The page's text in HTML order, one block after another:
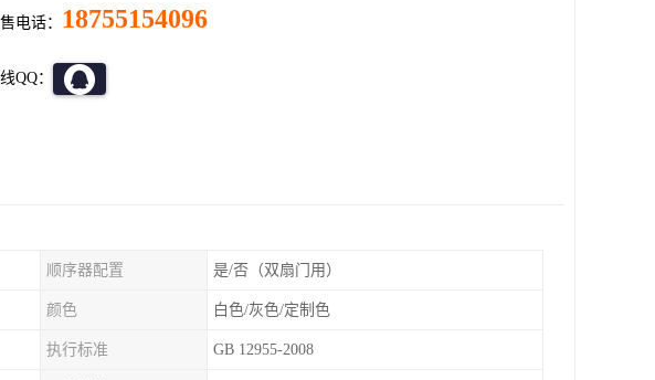
电话： 18755154096
QQ：
顺序器配置 是/否（双扇门用）
颜色 白色/灰色/定制色
执行标准 GB 12955-2008